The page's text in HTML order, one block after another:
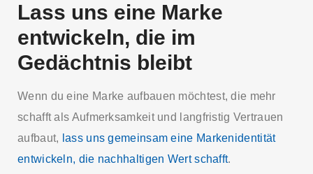
Lass uns eine Marke
entwickeln, die im
Gedächtnis bleibt
Wenn du eine Marke aufbauen möchtest, die mehr
schafft als Aufmerksamkeit und langfristig Vertrauen
aufbaut, lass uns gemeinsam eine Markenidentität
entwickeln, die nachhaltigen Wert schafft.